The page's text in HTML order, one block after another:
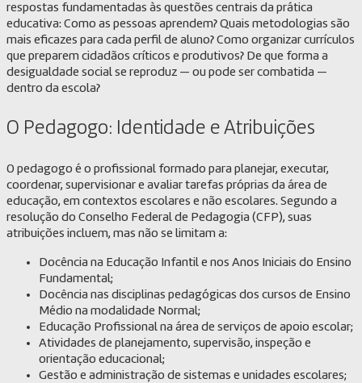
respostas fundamentadas às questões centrais da prática
educativa: Como as pessoas aprendem? Quais metodologias são
mais eficazes para cada perfil de aluno? Como organizar currículos
que preparem cidadãos críticos e produtivos? De que forma a
desigualdade social se reproduz — ou pode ser combatida —
dentro da escola?
O Pedagogo: Identidade e Atribuições
O pedagogo é o profissional formado para planejar, executar,
coordenar, supervisionar e avaliar tarefas próprias da área de
educação, em contextos escolares e não escolares. Segundo a
resolução do Conselho Federal de Pedagogia (CFP), suas
atribuições incluem, mas não se limitam a:
Docência na Educação Infantil e nos Anos Iniciais do Ensino
Fundamental;
Docência nas disciplinas pedagógicas dos cursos de Ensino
Médio na modalidade Normal;
Educação Profissional na área de serviços de apoio escolar;
Atividades de planejamento, supervisão, inspeção e
orientação educacional;
Gestão e administração de sistemas e unidades escolares;